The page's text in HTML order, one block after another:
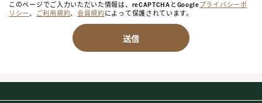
このページでご入力いただいた情報は、reCAPTCHAとGoogleプライバシーポ
リシー、 ご利用規約、 会員規約によって保護されています。
送信